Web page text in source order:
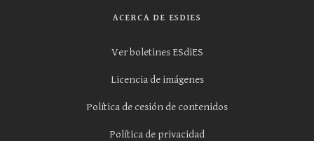
ACERCA DE ESDIES
Ver boletines ESdiES
Licencia de imágenes
Política de cesión de contenidos
Política de privacidad